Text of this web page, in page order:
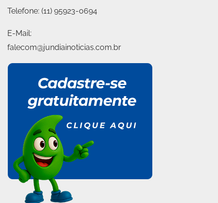
Telefone: (11) 95923-0694
E-Mail:
falecom@jundiainoticias.com.br